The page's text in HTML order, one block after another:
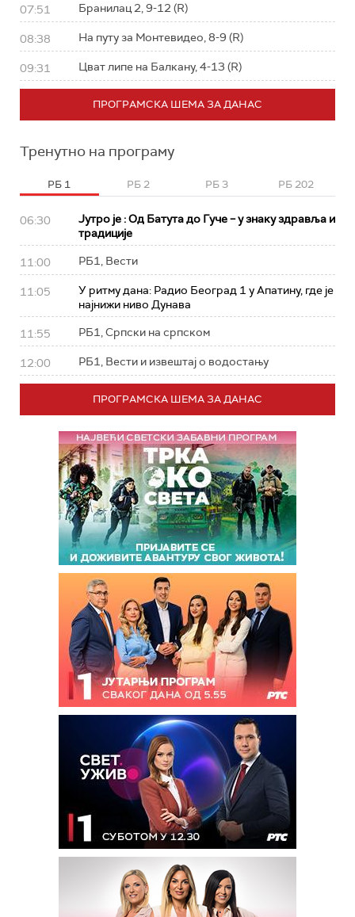
07:51 Бранилац 2, 9-12 (R)
08:38 На путу за Монтевидео, 8-9 (R)
09:31 Цват липе на Балкану, 4-13 (R)
ПРОГРАМСКА ШЕМА ЗА ДАНАС
Тренутно на програму
РБ 1 РБ 2 РБ 3 РБ 202
06:30
Јутро је : Од Батута до Гуче – у знаку здравља и
традиције
11:00 РБ1, Вести
11:05
У ритму дана: Радио Београд 1 у Апатину, где је
најнижи ниво Дунава
11:55 РБ1, Српски на српском
12:00 РБ1, Вести и извештај о водостању
ПРОГРАМСКА ШЕМА ЗА ДАНАС